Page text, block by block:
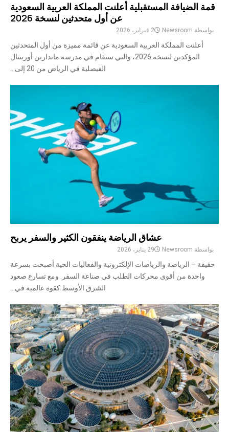
قمة الضيافة المستقبلية أعلنت المملكة العربية السعودية
عن أول متحدثين لنسخة 2026
بواسطة Newsroom 2 فبراير، 2026
أعلنت المملكة العربية السعودية عن قائمة مميزة من أول المتحدثين
المؤكدين لنسخة 2026، والتي ستقام في مدرسة ماندارين أورينتال
الفيصلية في الرياض من 20 إلى...
عشاق الرياضة ينفقون الكثير والسفر يربح
بواسطة Newsroom 29 يناير، 2026
حقيقة – الرياضة والرياضات الإلكترونية والفعاليات الحية أصبحت بسرعة
واحدة من أقوى محركات الطلب في صناعة السفر. ومع تسارع صعود
الشرق الأوسط كقوة عالمية في...